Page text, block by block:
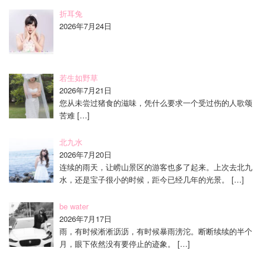
折耳兔
2026年7月24日
若生如野草
2026年7月21日
您从未尝过猪食的滋味，凭什么要求一个受过伤的人歌颂
苦难[…]
北九水
2026年7月20日
连续的雨天，让崂山景区的游客也多了起来。上次去北九
水，还是宝子很小的时候，距今已经几年的光景。
[…]
be water
2026年7月17日
雨，有时候淅淅沥沥，有时候暴雨滂沱。断断续续的半个
月，眼下依然没有要停止的迹象。
[…]